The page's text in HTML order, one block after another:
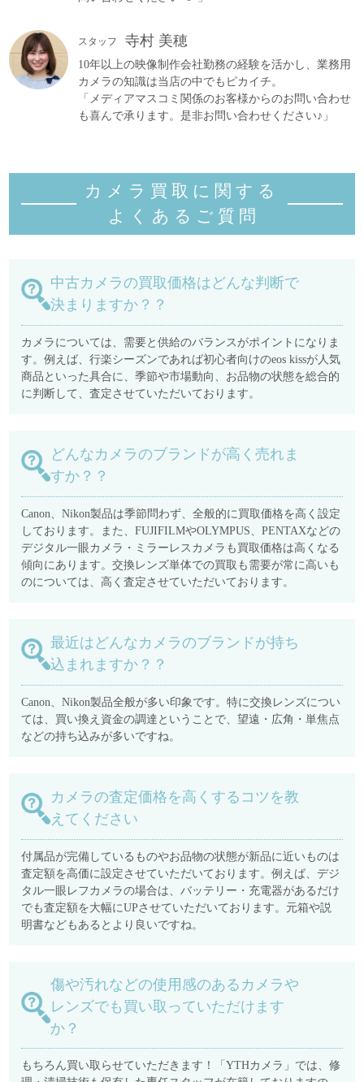
スタッフ 寺村 美穂
10年以上の映像制作会社勤務の経験を活かし、業務用
カメラの知識は当店の中でもピカイチ。
「メディアマスコミ関係のお客様からのお問い合わせ
も喜んで承ります。是非お問い合わせください♪」
カメラ買取に関する
よくあるご質 問
中古カメラの買取価格はどんな判断で
決まりますか？？
カメラについては、需要と供給のバランスがポイントになりま
す。例えば、行楽シーズンであれば初心者向けのeos kissが人気
商品といった具合に、季節や市場動向、お品物の状態を総合的
に判断して、査定させていただいております。
どんなカメラのブランドが高く売れま
すか？？
Canon、Nikon製品は季節問わず、全般的に買取価格を高く設定
しております。また、FUJIFILMやOLYMPUS、PENTAXなどの
デジタル一眼カメラ・ミラーレスカメラも買取価格は高くなる
傾向にあります。交換レンズ単体での買取も需要が常に高いも
のについては、高く査定させていただいております。
最近はどんなカメラのブランドが持ち
込まれますか？？
Canon、Nikon製品全般が多い印象です。特に交換レンズについ
ては、買い換え資金の調達ということで、望遠・広角・単焦点
などの持ち込みが多いですね。
カメラの査定価格を高くするコツを教
えてください
付属品が完備しているものやお品物の状態が新品に近いものは
査定額を高価に設定させていただいております。例えば、デジ
タル一眼レフカメラの場合は、バッテリー・充電器があるだけ
でも査定額を大幅にUPさせていただいております。元箱や説
明書などもあるとより良いですね。
傷や汚れなどの使用感のあるカメラや
レンズでも買い取っていただけます
か？
もちろん買い取らせていただきます！「YTHカメラ」では、修